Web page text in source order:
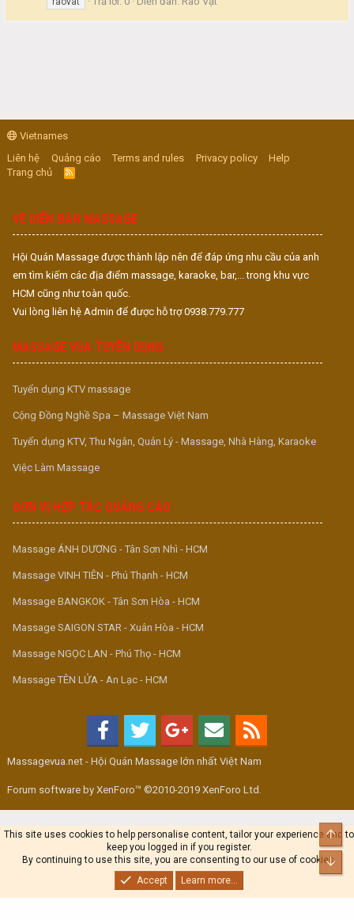
Vietnames
Liên hệ
Quảng cáo Terms and rules Privacy policy
Help
Trang chủ
R
S
VỀ DIỄN ĐÀN MASSAGE
Hội Quán Massage được thành lập nên để đáp ứng nhu cầu của anh
em tìm kiếm các địa điểm massage, karaoke, bar,... trong khu vực
HCM cũng như toàn quốc.
Vui lòng liên hệ Admin để được hỗ trợ 0938.779.777
MASSAGE VUA TUYỂN DỤNG
Tuyển dụng KTV massage
Cộng Đồng Nghề Spa – Massage Việt Nam
Tuyển dụng KTV, Thu Ngân, Quản Lý - Massage, Nhà Hàng, Karaoke
Việc Làm Massage
ĐƠN VỊ HỢP TÁC QUẢNG CÁO
Massage ÁNH DƯƠNG - Tân Sơn Nhì - HCM
Massage VINH TIÊN - Phú Thạnh - HCM
Massage BANGKOK - Tân Sơn Hòa - HCM
Massage SAIGON STAR - Xuân Hòa - HCM
Massage NGỌC LAN - Phú Thọ - HCM
Massage TÊN LỬA - An Lạc - HCM
Massagevua.net - Hội Quán Massage lớn nhất Việt Nam
Forum software by XenForo™ ©2010-2019 XenForo Ltd.
This site uses cookies to help personalise content, tailor your experience and to
keep you logged in if you register.
By continuing to use this site, you are consenting to our use of cookies.
Accept
Learn more...
Top